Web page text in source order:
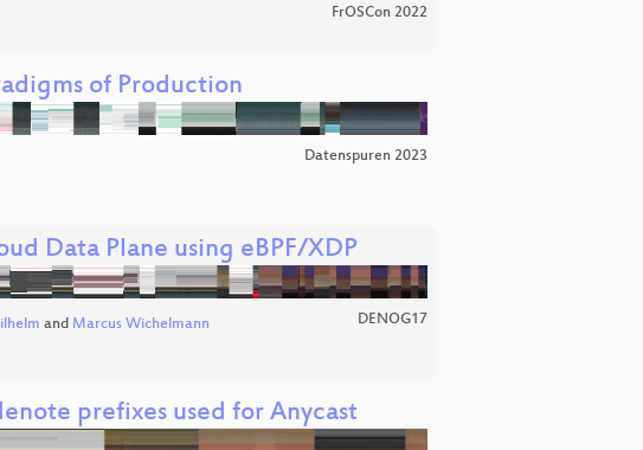
FrOSCon 2022
of Production
Datenspuren 2023
Data Plane using eBPF/XDP
and Marcus Wichelmann DENOG17
prefixes used for Anycast